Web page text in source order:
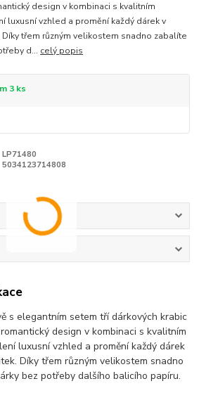
design v kombinaci s kvalitním
luxusní vzhled a promění každý dárek v
třem různým velikostem snadno zabalíte
d... celý popis
3 ks
LP71480
5034123714808
s elegantním setem tří dárkových krabic
design v kombinaci s kvalitním
luxusní vzhled a promění každý dárek
Díky třem různým velikostem snadno
bez potřeby dalšího balicího papíru.